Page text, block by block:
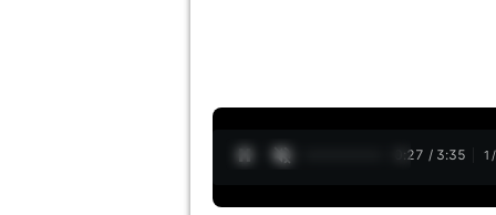
0:28 / 3:35 1 /